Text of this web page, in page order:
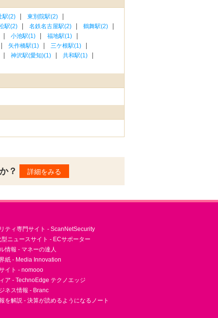
駅(2)
東別院駅(2)
駅(2) 名鉄名古屋駅(2)
鶴舞駅(2)
小池駅(1)
福地駅(1)
矢作橋駅(1)
三ケ根駅(1)
神沢駅(愛知)(1)
共和駅(1)
？ 詳細をみる
ティ専門サイト - ScanNetSecurity
型ニュースサイト - ECサポーター
情報 - マネーの達人
紙 - Media Innovation
イト - nomooo
ア - TechnoEdge テクノエッジ
ネス情報 - Branc
を解説 - 決算が読めるようになるノート